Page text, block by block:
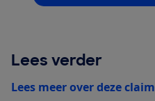
Lees verder
Lees meer over deze claim